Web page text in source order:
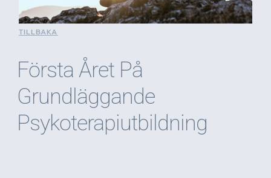
TILLBAKA
Första Året På
Grundläggande
Psykoterapiutbildning